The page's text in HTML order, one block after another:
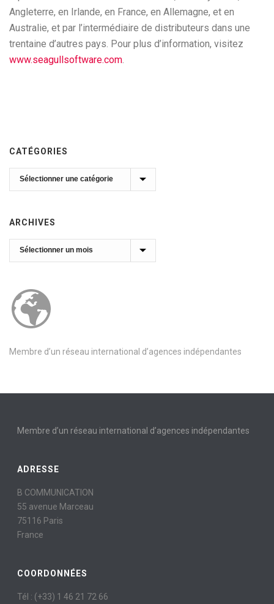
Angleterre, en Irlande, en France, en Allemagne, et en
Australie, et par l’intermédiaire de distributeurs dans une
trentaine d’autres pays. Pour plus d’information, visitez
www.seagullsoftware.com.
CATÉGORIES
Catégories
ARCHIVES
Archives
Membre d’un réseau international d’agences indépendantes
Membre d’un réseau international d’agences indépendantes
ADRESSE
B COMMUNICATION
55 avenue Marceau
75116 Paris
France
COORDONNÉES
Tél : (+33) 1 46 21 72 66